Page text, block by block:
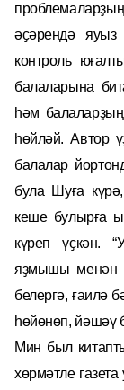
әҫәрендә яуыз
контроль
балаларына
һәм
һөйләй. Автор
балалар
була Шуға
кеше булырға
күреп үҫкән.
яҙмышы менән
белергә, ғаилә
һөйөнөп, йәшәү
Мин был
хөрмәтле